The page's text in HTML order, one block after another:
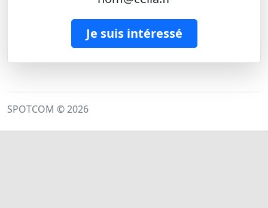
Je suis intéressé
SPOTCOM © 2026